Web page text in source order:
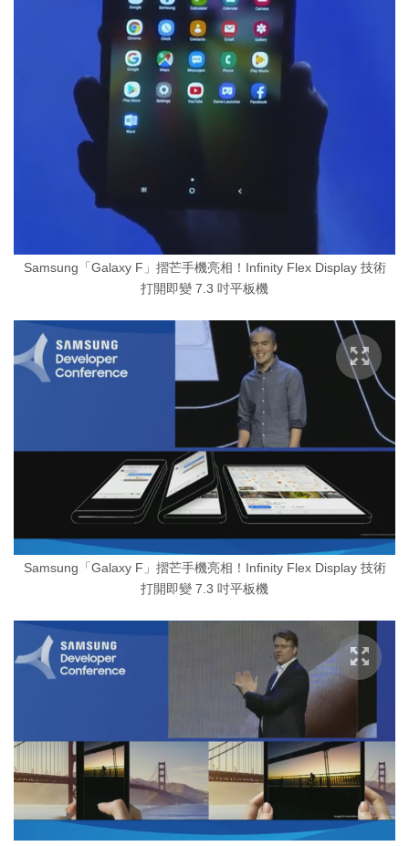
Samsung「Galaxy F」摺芒手機亮相！Infinity Flex Display 技術
打開即變 7.3 吋平板機
Samsung「Galaxy F」摺芒手機亮相！Infinity Flex Display 技術
打開即變 7.3 吋平板機